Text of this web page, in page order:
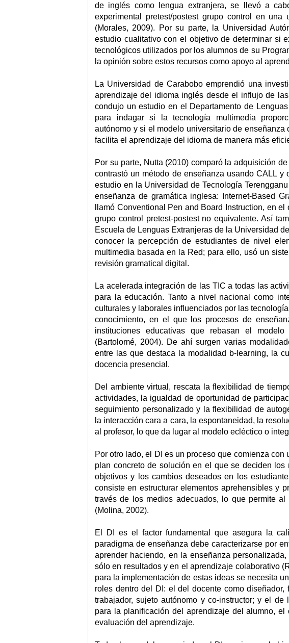
de inglés como lengua extranjera, se llevó a
experimental pretest/postest grupo control en
(Morales, 2009). Por su parte, la Universidad
estudio cualitativo con el objetivo de determinar si
tecnológicos utilizados por los alumnos de su
la opinión sobre estos recursos como apoyo al
La Universidad de Carabobo emprendió una
aprendizaje del idioma inglés desde el influjo de
condujo un estudio en el Departamento de
para indagar si la tecnología multimedia
autónomo y si el modelo universitario de
facilita el aprendizaje del idioma de manera más
Por su parte, Nutta (2010) comparó la adquisición
contrastó un método de enseñanza usando CALL y
estudio en la Universidad de Tecnología
enseñanza de gramática inglesa: Internet-Based
llamó Conventional Pen and Board Instruction, en
grupo control pretest-postest no equivalente. Así
Escuela de Lenguas Extranjeras de la Universidad
conocer la percepción de estudiantes de nivel
multimedia basada en la Red; para ello, usó un
revisión gramatical digital.
La acelerada integración de las TIC a todas las
para la educación. Tanto a nivel nacional como
culturales y laborales influenciados por las
conocimiento, en el que los procesos de
instituciones educativas que rebasan el modelo
(Bartolomé, 2004). De ahí surgen varias
entre las que destaca la modalidad b-learning, la
docencia presencial.
Del ambiente virtual, rescata la flexibilidad de
actividades, la igualdad de oportunidad de
seguimiento personalizado y la flexibilidad de
la interacción cara a cara, la espontaneidad, la
al profesor, lo que da lugar al modelo ecléctico o
Por otro lado, el DI es un proceso que comienza
plan concreto de solución en el que se deciden los
objetivos y los cambios deseados en los
consiste en estructurar elementos aprehensibles y
través de los medios adecuados, lo que permite
(Molina, 2002).
El DI es el factor fundamental que asegura la
paradigma de enseñanza debe caracterizarse por
aprender haciendo, en la enseñanza
sólo en resultados y en el aprendizaje colaborativo
para la implementación de estas ideas se necesita
roles dentro del DI: el del docente como
trabajador, sujeto autónomo y co-instructor; y el
para la planificación del aprendizaje del alumno,
evaluación del aprendizaje.